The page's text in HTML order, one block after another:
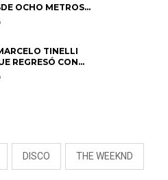
OCHO METROS
Y GENERA
TINELLI
REGRESÓ CON
“EL AMOR
DISCO THE WEEKND